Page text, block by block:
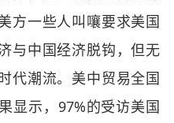
方一些人叫嚷要求美国
与中国经济脱钩，但无
代潮流。美中贸易全国
显示，97%的受访美国